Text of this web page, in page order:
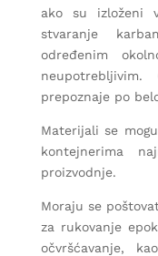
ako su izloženi
stvaranje
određenim
prepoznaje po
Materijali se
kontejnerima
proizvodnje.
Moraju se
za rukovanje
očvršćavanje,